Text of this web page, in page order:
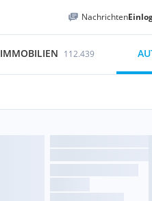
Nachrichten
IMMOBILIEN 112.439